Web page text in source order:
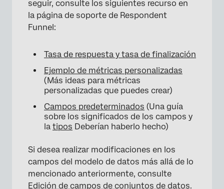
seguir, consulte los siguientes recurso en
la página de soporte de Respondent
Funnel:
Tasa de respuesta y tasa de finalización
Ejemplo de métricas personalizadas
(Más ideas para métricas
personalizadas que puedes crear)
Campos predeterminados (Una guía
sobre los significados de los campos y
la tipos Deberían haberlo hecho)
Si desea realizar modificaciones en los
campos del modelo de datos más allá de lo
mencionado anteriormente, consulte
Edición de campos de conjuntos de datos.